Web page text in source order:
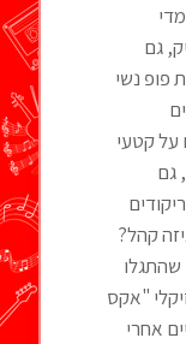
גם
פופ נשי
על קטעי
גם
קהל?
שהתגלו
"אקס
ושנתיים אחרי